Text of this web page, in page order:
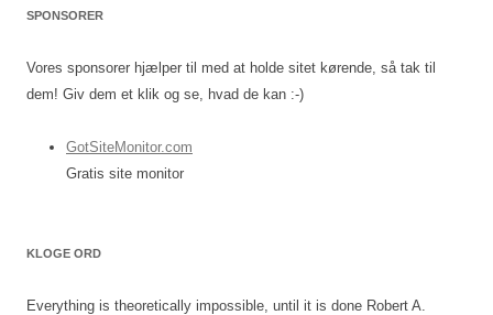
SPONSORER
Vores sponsorer hjælper til med at holde sitet kørende, så tak til
dem! Giv dem et klik og se, hvad de kan :-)
GotSiteMonitor.com
Gratis site monitor
KLOGE ORD
Everything is theoretically impossible, until it is done Robert A.